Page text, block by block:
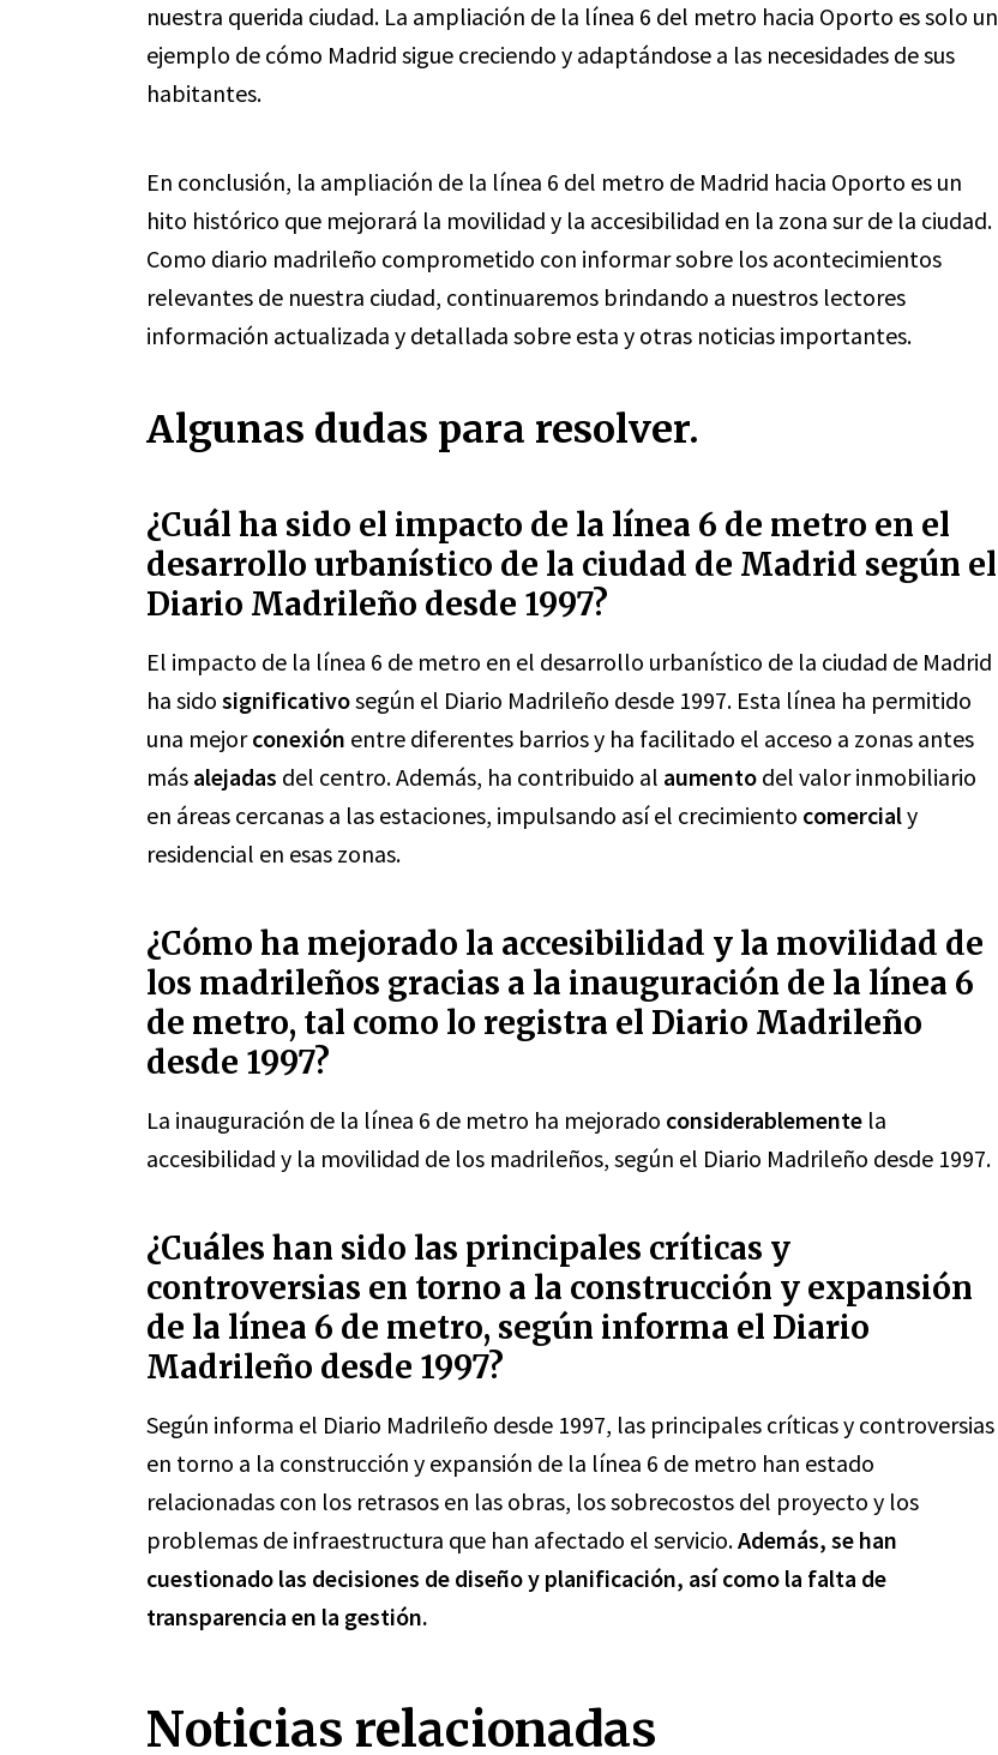
nuestra querida ciudad. La ampliación de la línea 6 del metro hacia Oporto es solo un
ejemplo de cómo Madrid sigue creciendo y adaptándose a las necesidades de sus
habitantes.
En conclusión, la ampliación de la línea 6 del metro de Madrid hacia Oporto es un
hito histórico que mejorará la movilidad y la accesibilidad en la zona sur de la ciudad.
Como diario madrileño comprometido con informar sobre los acontecimientos
relevantes de nuestra ciudad, continuaremos brindando a nuestros lectores
información actualizada y detallada sobre esta y otras noticias importantes.
Algunas dudas para resolver.
¿Cuál ha sido el impacto de la línea 6 de metro en el
desarrollo urbanístico de la ciudad de Madrid según el
Diario Madrileño desde 1997?
El impacto de la línea 6 de metro en el desarrollo urbanístico de la ciudad de Madrid
ha sido significativosegún el Diario Madrileño desde 1997. Esta línea ha permitido
una mejorconexión entre diferentes barrios y ha facilitado el acceso a zonas antes
más alejadas del centro. Además, ha contribuido al aumento del valor inmobiliario
en áreas cercanas a las estaciones, impulsando así el crecimiento comercialy
residencial en esas zonas.
¿Cómo ha mejorado la accesibilidad y la movilidad de
los madrileños gracias a la inauguración de la línea 6
de metro, tal como lo registra el Diario Madrileño
desde 1997?
La inauguración de la línea 6 de metro ha mejorado considerablemente la
accesibilidad y la movilidad de los madrileños, según el Diario Madrileño desde 1997.
¿Cuáles han sido las principales críticas y
controversias en torno a la construcción y expansión
de la línea 6 de metro, según informa el Diario
Madrileño desde 1997?
Según informa el Diario Madrileño desde 1997, las principales críticas y controversias
en torno a la construcción y expansión de la línea 6 de metro han estado
relacionadas con los retrasos en las obras, los sobrecostos del proyecto y los
problemas de infraestructura que han afectado el servicio.Además, se han
cuestionado las decisiones de diseño y planificación, así como la falta de
transparencia en la gestión.
Noticias relacionadas